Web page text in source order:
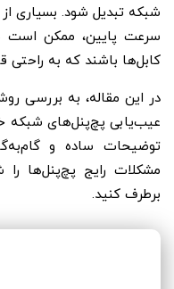
شبکه تبدیل شود. بسیاری
سرعت پایین، ممکن است
کابل‌ها باشند که به
در این مقاله، به بررسی
عیب‌یابی پچ‌پنل‌های شبکه
توضیحات ساده و
مشکلات رایج پچ‌پنل‌ها
برطرف کنید.